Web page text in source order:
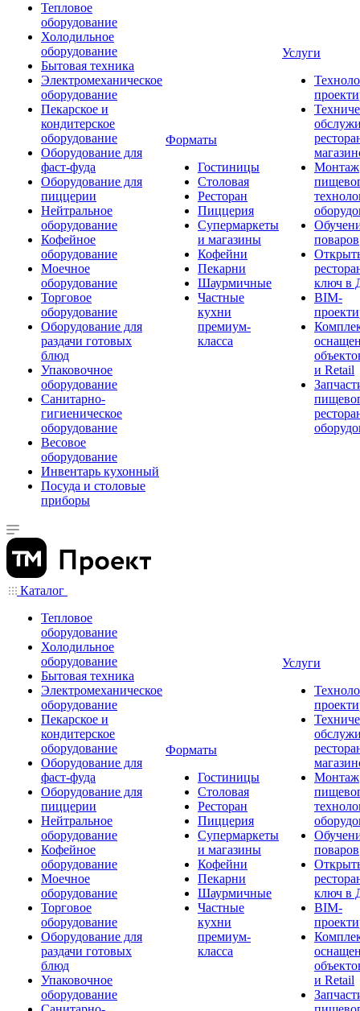
Тепловое
оборудование
Холодильное
оборудование
Бытовая техника
Электромеханическое
оборудование
Пекарское и
кондитерское
оборудование
Оборудование для
фаст-фуда
Оборудование для
пиццерии
Нейтральное
оборудование
Кофейное
оборудование
Моечное
оборудование
Торговое
оборудование
Оборудование для
раздачи готовых
блюд
Упаковочное
оборудование
Санитарно-
гигиеническое
оборудование
Весовое
оборудование
Инвентарь кухонный
Посуда и столовые
приборы
Форматы
Гостиницы
Столовая
Ресторан
Пиццерия
Супермаркеты
и магазины
Кофейни
Пекарни
Шаурмичные
Частные
кухни
премиум-
класса
Услуги
Монтаж
поваров
ключ в
BIM-
и Retail
Каталог
Тепловое
оборудование
Холодильное
оборудование
Бытовая техника
Электромеханическое
оборудование
Пекарское и
кондитерское
оборудование
Оборудование для
фаст-фуда
Оборудование для
пиццерии
Нейтральное
оборудование
Кофейное
оборудование
Моечное
оборудование
Торговое
оборудование
Оборудование для
раздачи готовых
блюд
Упаковочное
оборудование
Форматы
Гостиницы
Столовая
Ресторан
Пиццерия
Супермаркеты
и магазины
Кофейни
Пекарни
Шаурмичные
Частные
кухни
премиум-
класса
Услуги
Монтаж
поваров
ключ в
BIM-
и Retail